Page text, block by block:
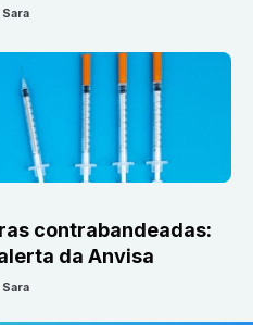
contrabandeadas:
da Anvisa